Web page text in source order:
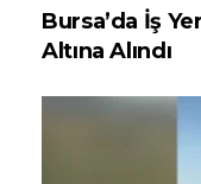
Bursa’da İş
Altına Alındı